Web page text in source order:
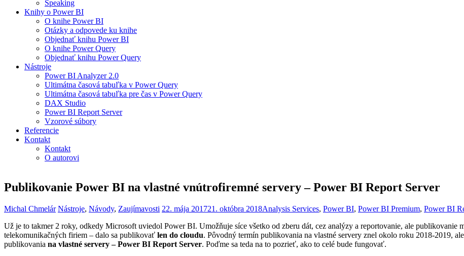
Speaking
Knihy o Power BI
O knihe Power BI
Otázky a odpovede ku knihe
Objednať knihu Power BI
O knihe Power Query
Objednať knihu Power Query
Nástroje
Power BI Analyzer 2.0
Ultimátna časová tabuľka v Power Query
Ultimátna časová tabuľka pre čas v Power Query
DAX Studio
Power BI Report Server
Vzorové súbory
Referencie
Kontakt
Kontakt
O autorovi
Publikovanie Power BI na vlastné vnútrofiremné servery – Power BI Report Server
Michal Chmelár Nástroje, Návody, Zaujímavosti 22. mája 201721. októbra 2018Analysis Services, Power BI, Power BI Premium, Power BI
Už je to takmer 2 roky, odkedy Microsoft uviedol Power BI. Umožňuje síce všetko od zberu dát, cez analýzy a reportovanie, ale publikovanie
telekomunikačných firiem – dalo sa publikovať len do cloudu. Pôvodný termín publikovania na vlastné servery znel okolo roku 2018-2019,
publikovania na vlastné servery – Power BI Report Server. Poďme sa teda na to pozrieť, ako to celé bude fungovať.